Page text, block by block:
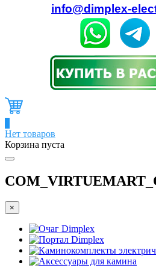
info@dimplex-
Нет товаров
Корзина пуста
×
Очаг Dimplex
Портал Dimplex
Каминокомплекты
Аксессуары для камина